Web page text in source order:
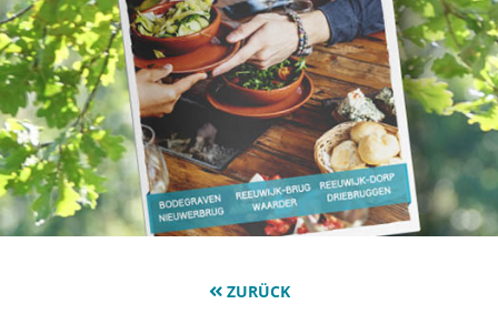
ZURÜCK